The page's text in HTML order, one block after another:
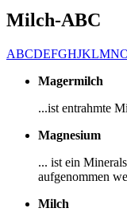
Milch-ABC
ABCDEFGHJKLMN
Magermilch
...ist entrahmte
Magnesium
... ist ein
aufgenommen
Milch